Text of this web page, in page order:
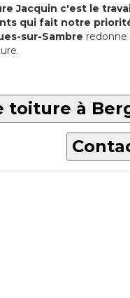
Jacquin c'est le
qui fait notre
sur-Sambre redonne
toiture à